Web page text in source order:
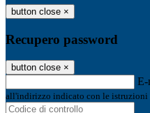
button close ×
Recupero password
button close ×
E-
all'indirizzo indicato con le istruzioni